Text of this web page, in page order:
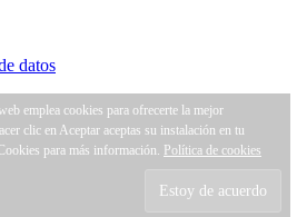
datos
emplea cookies para ofrecerte la mejor
clic en Aceptar aceptas su instalación en tu
para más información. Política de cookies